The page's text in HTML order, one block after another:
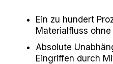
Ein zu hundert
Materialfluss
Absolute
Eingriffen durch